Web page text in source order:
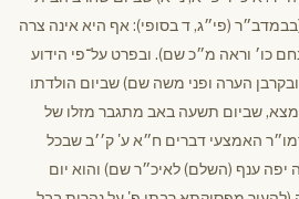
(פי״ג, ד בסופי): אף היא אינה צרה
כו׳ וראה מ״כ שם). ובפרט על־פי הידוע
הערה ופני משה שם) שביום הולדתו
שביום תשעה באב מתגבר מזלו של
האמצעי דברים ח״א ע' ק׳׳ב שבכל
יפה ענף (השלם) לאיכ״ר שם) והוא יום